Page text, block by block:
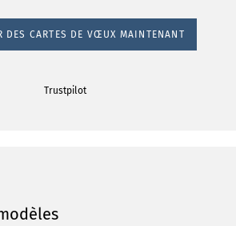
DES CARTES DE VŒUX MAINTENANT
Trustpilot